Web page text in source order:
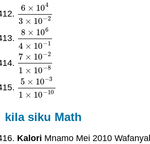
6 × 104
3 × 10−2
6×1043×
8 × 106
4 × 10−1
8×1064×
7 × 10−2
1 × 10−8
7×10−21
5 × 10−3
1 × 10−10
5×10−31×
kila siku Math
Kalori Mnamo Mei 2010